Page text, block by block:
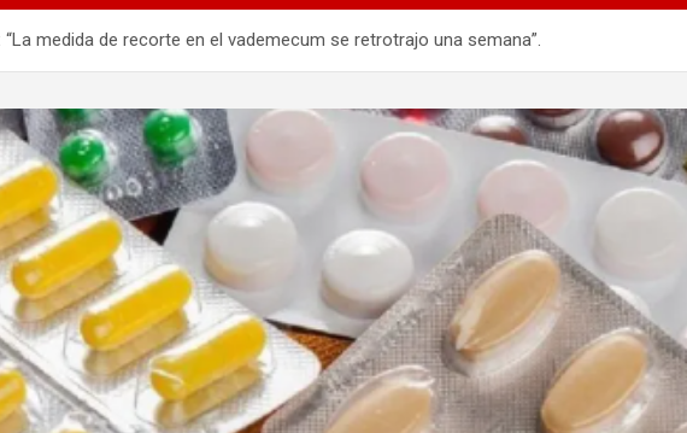
medida de recorte en el vademecum se retrotrajo una semana”.